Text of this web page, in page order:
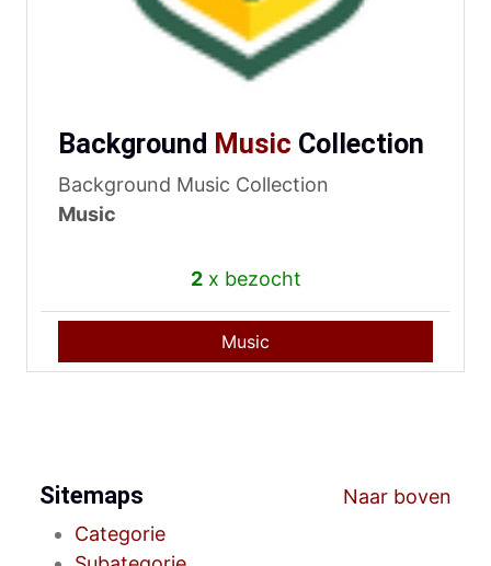
Background Music Collection
Background Music Collection
Music
2x bezocht
Music
Naar boven
Sitemaps
Categorie